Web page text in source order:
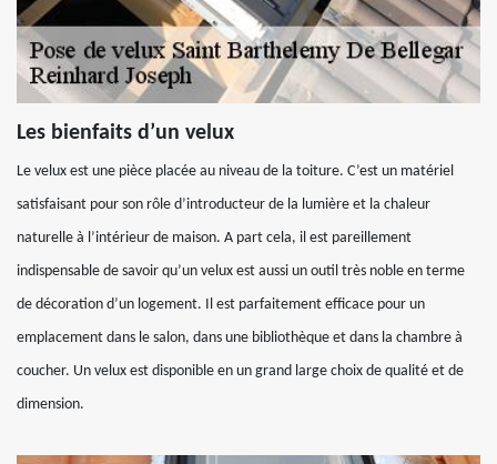
Les bienfaits d’un velux
Le velux est une pièce placée au niveau de la toiture. C’est un matériel
satisfaisant pour son rôle d’introducteur de la lumière et la chaleur
naturelle à l’intérieur de maison. A part cela, il est pareillement
indispensable de savoir qu’un velux est aussi un outil très noble en terme
de décoration d’un logement. Il est parfaitement efficace pour un
emplacement dans le salon, dans une bibliothèque et dans la chambre à
coucher. Un velux est disponible en un grand large choix de qualité et de
dimension.